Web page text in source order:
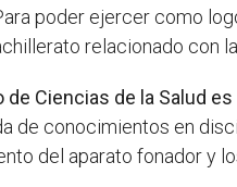
poder ejercer como
relacionado con
de Ciencias de la Salud
de conocimientos en
del aparato fonador y